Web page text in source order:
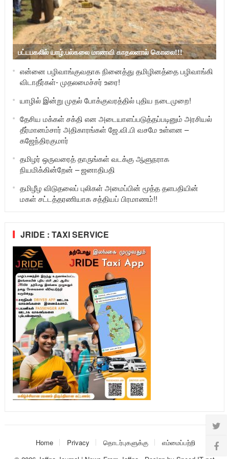
பட்டபகலில் யாழ்.பல்கலை மாணவி காதலனால் கொலை!!!
என்னை பழிவாங்குவதாக நினைத்து தமிழினத்தை பழிவாங்கி
விடாதீர்கள்- முதலமைச்சர் உரை!
யாழில் இன்று முதல் போக்குவரத்தில் புதிய நடைமுறை!
தேசிய மக்கள் சக்தி என அடையாளப்படுத்தப்படினும் அரசியல்
தீர்மானம்சார் அதிகாரங்கள் ஜே.வி.பி வசமே உள்ளன –
கஜேந்திரகுமார்
தமிழர் ஒருவரைத் தாருங்கள் வடக்கு ஆளுநராக
நியமிக்கின்றேன் – ஜனாதிபதி
தமிழீழ விடுதலைப் புலிகள் அமைப்பின் மூத்த தளபதியின்
மகள் சட்டத்தரணியாக சத்தியப் பிரமாணம்!!
JRIDE : TAXI SERVICE
Home Privacy தொடர்புகளுக்கு
எம்மைப்பற்றி